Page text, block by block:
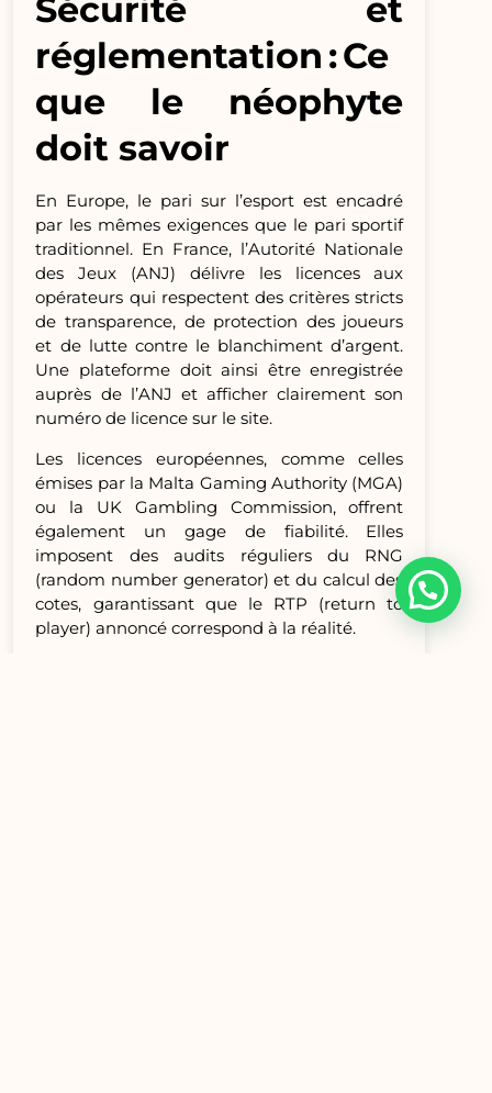
Sécurité et
réglementation : Ce
que le néophyte
doit savoir
En Europe, le pari sur l’esport est encadré
par les mêmes exigences que le pari sportif
traditionnel. En France, l’Autorité Nationale
des Jeux (ANJ) délivre les licences aux
opérateurs qui respectent des critères stricts
de transparence, de protection des joueurs
et de lutte contre le blanchiment d’argent.
Une plateforme doit ainsi être enregistrée
auprès de l’ANJ et afficher clairement son
numéro de licence sur le site.
Les licences européennes, comme celles
émises par la Malta Gaming Authority (MGA)
ou la UK Gambling Commission, offrent
également un gage de fiabilité. Elles
imposent des audits réguliers du RNG
(random number generator) et du calcul des
cotes, garantissant que le RTP (return to
player) annoncé correspond à la réalité.